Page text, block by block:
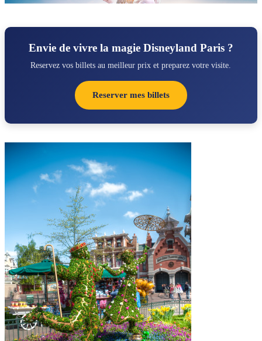
Envie de vivre la magie Disneyland Paris ?
Reservez vos billets au meilleur prix et preparez votre visite.
Reserver mes billets